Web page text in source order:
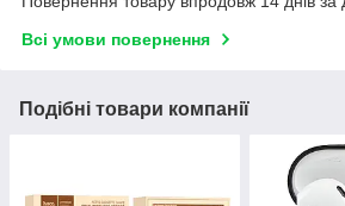
Всі умови повернення
Подібні товари компанії